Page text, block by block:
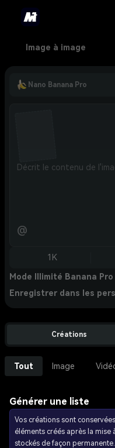
Image à image
Nano Banana Pro
@
1K
Mode Illimité Banana Pro
Enregistrer dans les
Créations
Tout Image
Générer une liste
Vos créations sont
éléments créés après la
stockés de façon permanente.